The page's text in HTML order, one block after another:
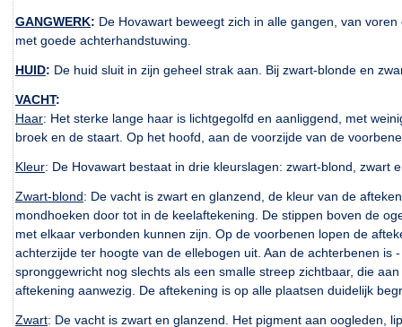
GANGWERK: De Hovawart beweegt zich in alle gangen, van
met goede achterhandstuwing.
HUID: De huid sluit in zijn geheel strak aan. Bij zwart-blonde en
VACHT:
Haar: Het sterke lange haar is lichtgegolfd en aanliggend, met
broek en de staart. Op het hoofd, aan de voorzijde van de
Kleur: De Hovawart bestaat in drie kleurslagen: zwart-blond, zwart
Zwart-blond: De vacht is zwart en glanzend, de kleur van de
mondhoeken door tot in de keelaftekening. De stippen boven de
met elkaar verbonden kunnen zijn. Op de voorbenen lopen de
achterzijde ter hoogte van de ellebogen uit. Aan de achterbenen
spronggewricht nog slechts als een smalle streep zichtbaar, die
aftekening aanwezig. De aftekening is op alle plaatsen duidelijk
Zwart: De vacht is zwart en glanzend. Het pigment aan oogleden,